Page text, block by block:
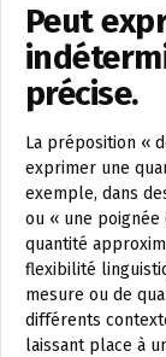
Peut
précise.
La préposition «
exprimer une
exemple, dans
ou « une poignée
quantité
flexibilité
mesure ou de
différents
laissant place à